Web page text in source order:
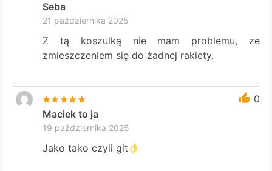
Seba
21 października 2025
Z tą koszulką nie mam problemu, ze
zmieszczeniem się do żadnej rakiety.
0
Maciek to ja
19 października 2025
Jako tako czyli git